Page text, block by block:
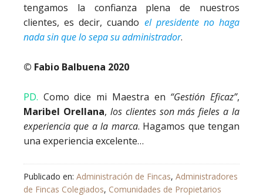
tengamos la confianza plena de nuestros
clientes, es decir, cuando el presidente no haga
nada sin que lo sepa su administrador.
© Fabio Balbuena 2020
PD. Como dice mi Maestra en “Gestión Eficaz”,
Maribel Orellana, los clientes son más fieles a la
experiencia que a la marca. Hagamos que tengan
una experiencia excelente…
Publicado en: Administración de Fincas, Administradores
de Fincas Colegiados, Comunidades de Propietarios